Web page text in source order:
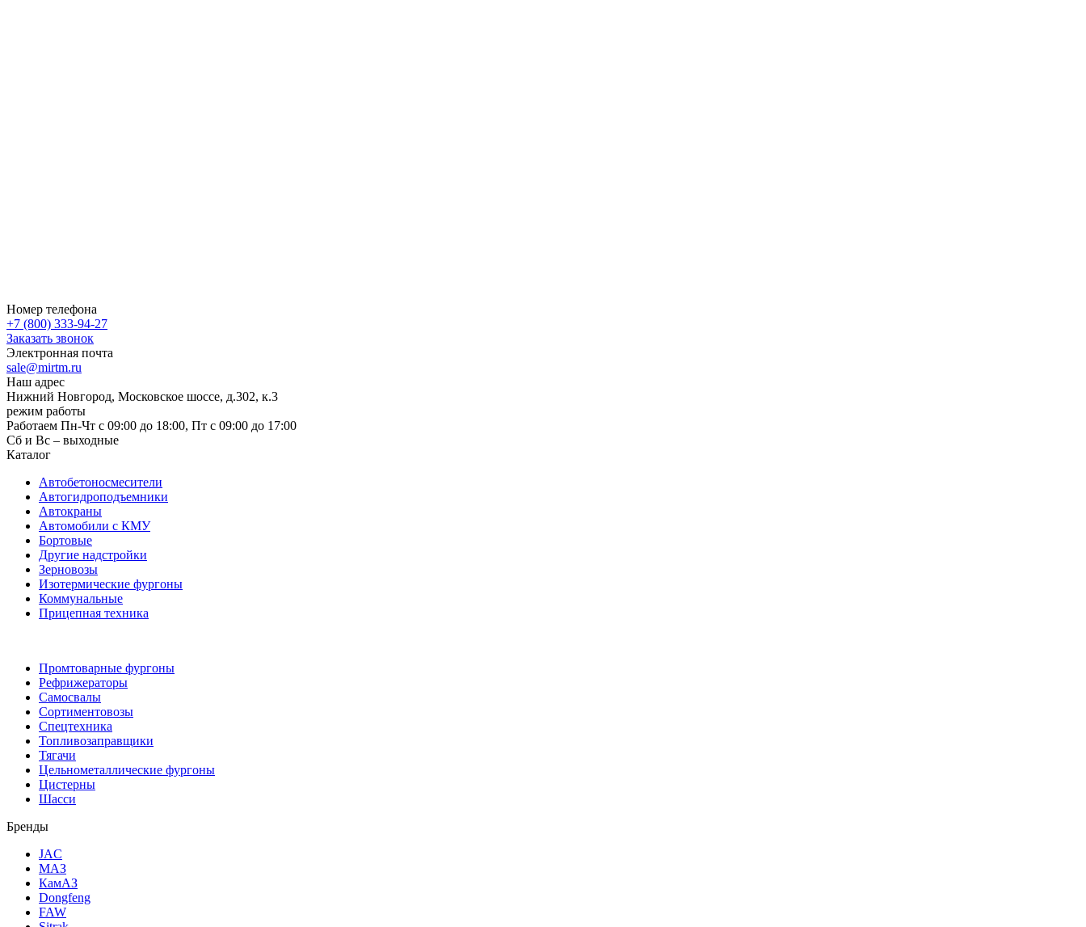
Номер телефона
+7 (800) 333-94-27
Заказать звонок
Электронная почта
sale@mirtm.ru
Наш адрес
Нижний Новгород, Московское шоссе, д.302, к.3
режим работы
Работаем Пн-Чт с 09:00 до 18:00, Пт с 09:00 до 17:00
Сб и Вс – выходные
Каталог
Автобетоносмесители
Автогидроподъемники
Автокраны
Автомобили с КМУ
Бортовые
Другие надстройки
Зерновозы
Изотермические фургоны
Коммунальные
Прицепная техника
Промтоварные фургоны
Рефрижераторы
Самосвалы
Сортиментовозы
Спецтехника
Топливозаправщики
Тягачи
Цельнометаллические фургоны
Цистерны
Шасси
Бренды
JAC
МАЗ
КамАЗ
Dongfeng
FAW